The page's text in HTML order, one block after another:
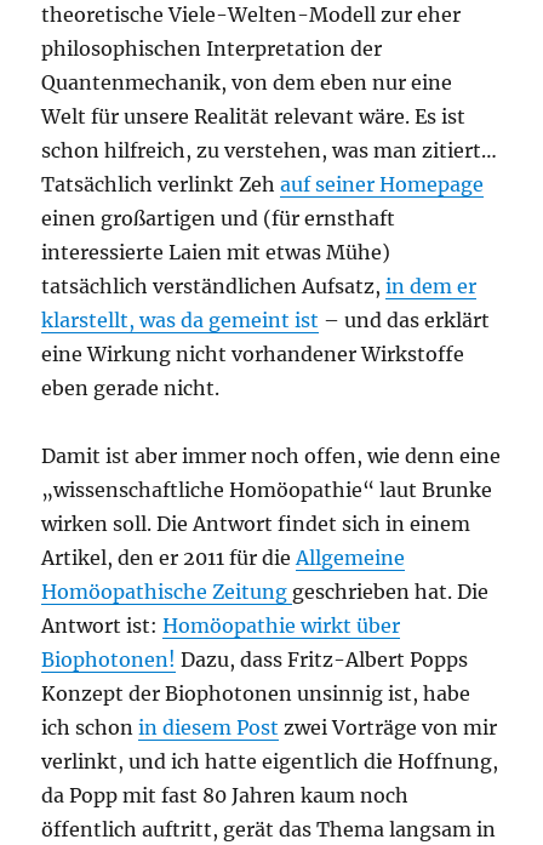
theoretische Viele-Welten-Modell zur eher
philosophischen Interpretation der
Quantenmechanik, von dem eben nur eine
Welt für unsere Realität relevant wäre. Es ist
schon hilfreich, zu verstehen, was man zitiert…
Tatsächlich verlinkt Zehauf seiner Homepage
einen großartigen und (für ernsthaft
interessierte Laien mit etwas Mühe)
tatsächlich verständlichen Aufsatz,in dem er
klarstellt, was da gemeint ist – und das erklärt
eine Wirkung nicht vorhandener Wirkstoffe
eben gerade nicht.
Damit ist aber immer noch offen, wie denn eine
„wissenschaftliche Homöopathie“ laut Brunke
wirken soll. Die Antwort findet sich in einem
Artikel, den er 2011 für die Allgemeine
Homöopathische Zeitung geschrieben hat. Die
Antwort ist:Homöopathie wirkt über
Biophotonen! Dazu, dass Fritz-Albert Popps
Konzept der Biophotonen unsinnig ist, habe
ich schonin diesem Post zwei Vorträge von mir
verlinkt, und ich hatte eigentlich die Hoffnung,
da Popp mit fast 80 Jahren kaum noch
öffentlich auftritt, gerät das Thema langsam in